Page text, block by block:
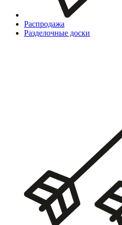
Распродажа
Разделочные доски